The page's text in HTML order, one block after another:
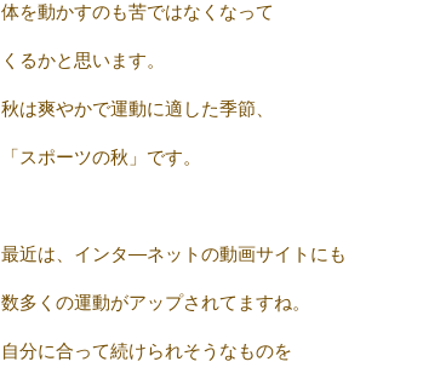
体を動かすのも苦ではなくなって
くるかと思います。
秋は爽やかで運動に適した季節、
「スポーツの秋」です。
最近は、インタ―ネットの動画サイトにも
数多くの運動がアップされてますね。
自分に合って続けられそうなものを